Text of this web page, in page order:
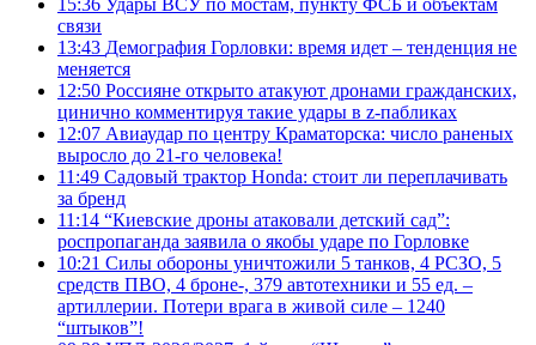
связи
13:43 Демография Горловки: время идет – тенденция не
меняется
12:50 Россияне открыто атакуют дронами гражданских,
цинично комментируя такие удары в z-пабликах
12:07 Авиаудар по центру Краматорска: число раненых
выросло до 21-го человека!
11:49 Садовый трактор Honda: стоит ли переплачивать
за бренд
11:14 “Киевские дроны атаковали детский сад”:
роспропаганда заявила о якобы ударе по Горловке
10:21 Силы обороны уничтожили 5 танков, 4 РСЗО, 5
средств ПВО, 4 броне-, 379 автотехники и 55 ед. –
артиллерии. Потери врага в живой силе – 1240
“штыков”!